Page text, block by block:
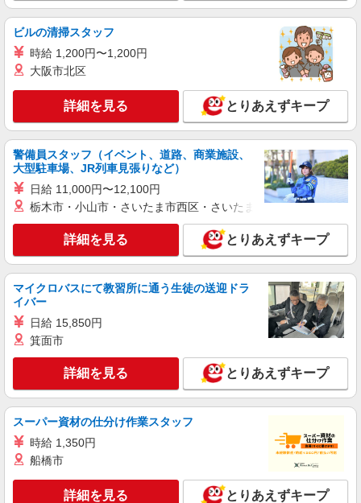
派遣社員
株式会社トラストグロース 新宿本社 第3営業部
介護付き有料老人ホームでの介護士
時給：初任者1600円/実務者1650円/介護福祉士
1700円 ※資格や経験などによる
埼玉県川口市
キープ 詳細を見る
派遣社員
株式会社トラストグロース 新宿本社 第3営業部
グループホームでの介護士
時給：1440円
埼玉県川口市
詳細を見る
職業紹介
株式会社kotrio /●SW-S-2097667
≪川口駅≫障がい者支援員さん募集★送迎・軽
作業の見守りなど
【正社員】月給240,000〜400,000円 ・基本
給：200,000円〜220,000円 ・資格手当：10,000〜
30,000円 ・役職手当：10,000〜70,000円 ・処遇改
善手当：20,000〜60,000円（勤続年数、保有資格
により変動） ・固定残業手当：20,000円（10時
間） ※固定残業時間を超過する場合には超過勤務
手当として別途支給 ・夜勤手当：10,000円/1回
キープ 詳細を見る
ビルの清掃スタッフ
時給 1,200円〜1,200円
大阪市北区
詳細を見る とりあえずキープ
警備員スタッフ（イベント、道路、商業施設、
大型駐車場、JR列車見張りなど）
日給 11,000円〜12,100円
栃木市・小山市・さいたま市西区・さいたま市岩槻区・久喜市・
詳細を見る とりあえずキープ
マイクロバスにて教習所に通う生徒の送迎ドラ
イバー
日給 15,850円
箕面市
詳細を見る とりあえずキープ
スーパー資材の仕分け作業スタッフ
時給 1,350円
船橋市
詳細を見る とりあえずキープ